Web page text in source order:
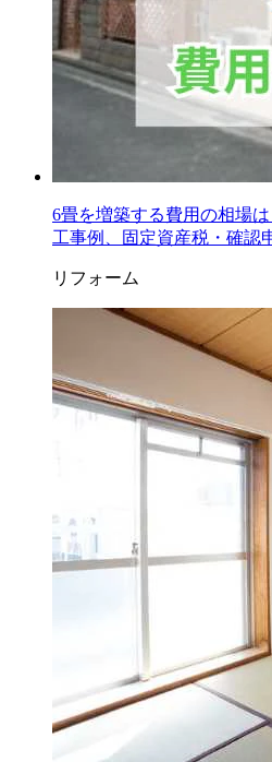
6畳を増築する費用の相場
工事例、固定資産税・確認
リフォーム